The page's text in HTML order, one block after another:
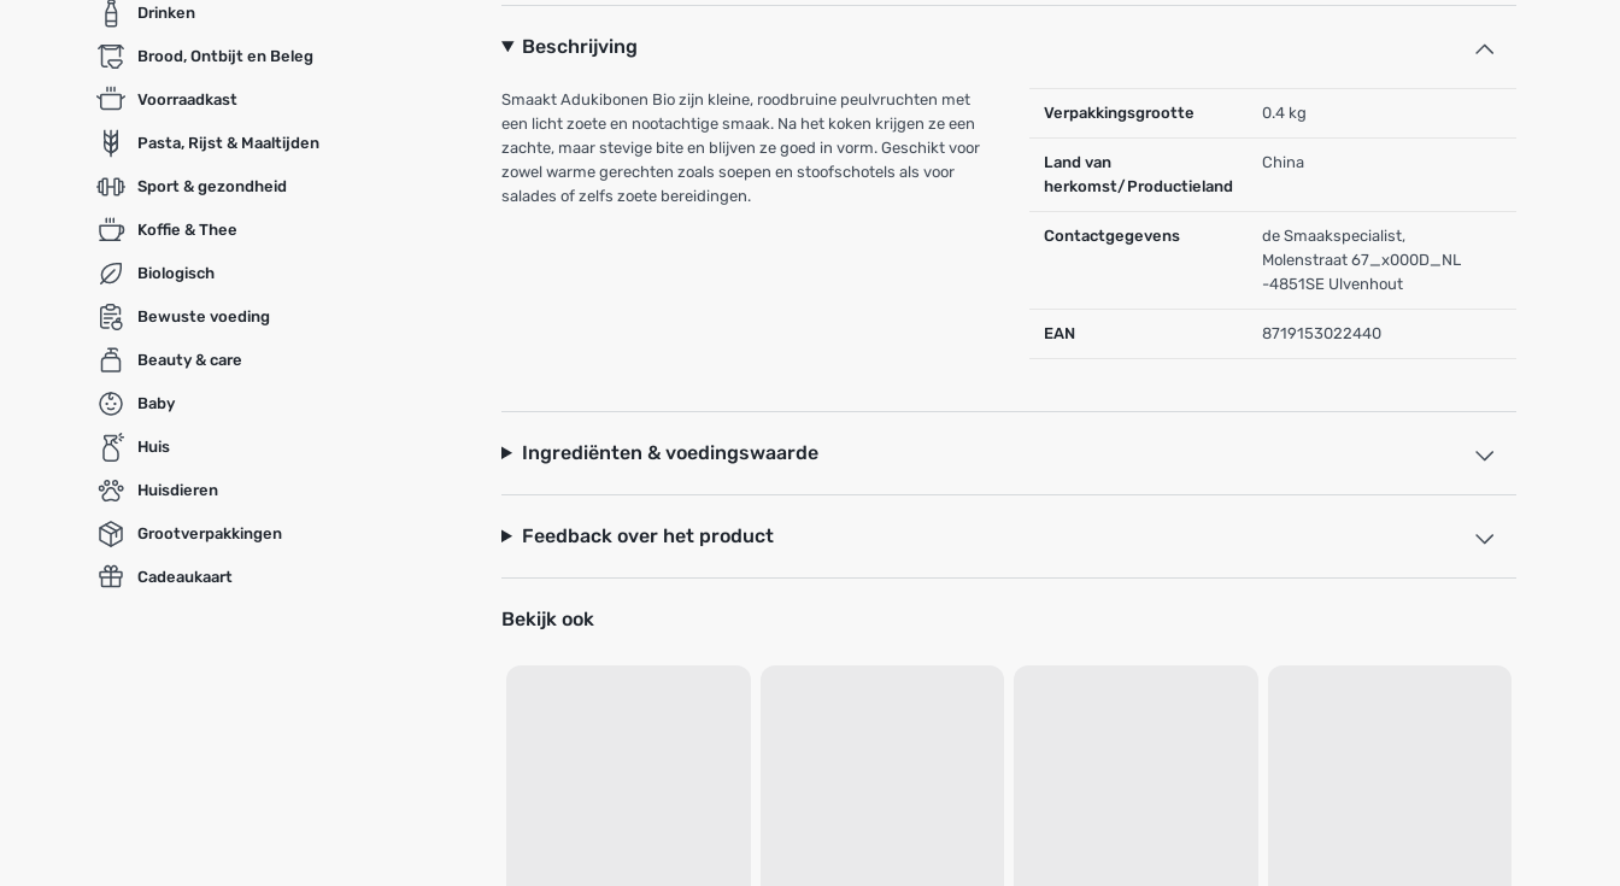
Drinken
Brood, Ontbijt en Beleg
Voorraadkast
Pasta, Rijst & Maaltijden
Sport & gezondheid
Koffie & Thee
Biologisch
Bewuste voeding
Beauty & care
Baby
Huis
Huisdieren
Grootverpakkingen
Cadeaukaart
Beschrijving
Smaakt Adukibonen Bio zijn kleine, roodbruine peulvruchten met
een licht zoete en nootachtige smaak. Na het koken krijgen ze een
zachte, maar stevige bite en blijven ze goed in vorm. Geschikt voor
zowel warme gerechten zoals soepen en stoofschotels als voor
salades of zelfs zoete bereidingen.
Verpakkingsgrootte 0.4 kg
Land van
herkomst/Productieland
China
Contactgegevens
de Smaakspecialist,
Molenstraat 67_x000D_NL
-4851SE Ulvenhout
EAN 8719153022440
Ingrediënten & voedingswaarde
Feedback over het product
Bekijk ook